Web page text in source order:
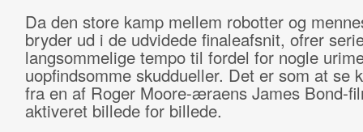
Da den store kamp mellem robotter og
bryder ud i de udvidede finaleafsnit, ofrer
langsommelige tempo til fordel for nogle
uopfindsomme skuddueller. Det er som at se
fra en af Roger Moore-æraens James Bond-
aktiveret billede for billede.